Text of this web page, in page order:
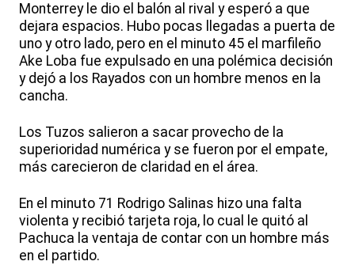
Monterrey le dio el balón al rival y esperó a que
dejara espacios. Hubo pocas llegadas a puerta de
uno y otro lado, pero en el minuto 45 el marfileño
Ake Loba fue expulsado en una polémica decisión
y dejó a los Rayados con un hombre menos en la
cancha.
Los Tuzos salieron a sacar provecho de la
superioridad numérica y se fueron por el empate,
más carecieron de claridad en el área.
En el minuto 71 Rodrigo Salinas hizo una falta
violenta y recibió tarjeta roja, lo cual le quitó al
Pachuca la ventaja de contar con un hombre más
en el partido.